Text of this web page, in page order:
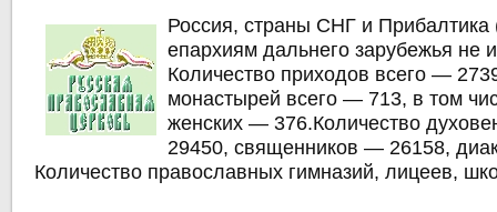
Россия, страны СНГ и
епархиям дальнего зарубежья не
Количество приходов всего —
монастырей всего — 713, в том
женских — 376.Количество
29450, священников — 26158,
Количество православных гимназий, лицеев,